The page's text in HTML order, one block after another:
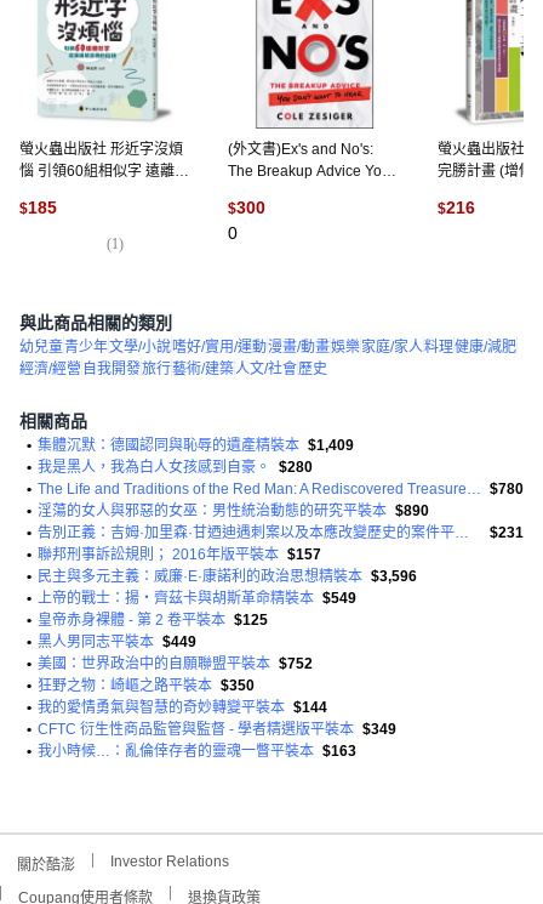
螢火蟲出版社 形近字沒煩
惱 引領60組相似字 遠離航
$185
(1)
(外文書)Ex's and No's:
The Breakup Advice You
Paperback, Jossey-Bass,
English
$300
0
螢火蟲出版社
完勝計畫 (增修
$216
與此商品相關的類別
幼兒童青少年文學/小說嗜好/實用/運動漫畫/動畫娛樂家庭/家人料理健康/減肥
經濟/經營 自我開發旅行藝術/建築人文/社會歷史
相關商品
• 集體沉默：德國認同與恥辱的遺產精裝本 $1,409
• 我是黑人，我為白人女孩感到自豪。
$280
•
The Life and Traditions of the Red Man: A Rediscovered Treasure of Native American Literature 平裝版 $780
• 淫蕩的女人與邪惡的女巫：男性統治動態的研究平裝本 $890
•
告別正義：吉姆·加里森·甘迺迪遇刺案以及本應改變歷史的案件平裝本
$231
• 聯邦刑事訴訟規則； 2016年版平裝本 $157
• 民主與多元主義：威廉·E·康諾利的政治思想精裝本 $3,596
• 上帝的戰士：揚‧齊茲卡與胡斯革命精裝本 $549
• 皇帝赤身裸體 - 第 2 卷平裝本 $125
• 黑人男同志平裝本 $449
• 美國：世界政治中的自願聯盟平裝本 $752
• 狂野之物：崎嶇之路平裝本 $350
• 我的愛情勇氣與智慧的奇妙轉變平裝本 $144
• CFTC 衍生性商品監管與監督 - 學者精選版平裝本 $349
• 我小時候…：亂倫倖存者的靈魂一瞥平裝本 $163
關於酷澎 Investor Relations
Coupang使用者條款 退換貨政策